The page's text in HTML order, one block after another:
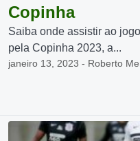
Copinha
Saiba onde assistir ao
pela Copinha 2023, a...
janeiro 13, 2023 - Roberto